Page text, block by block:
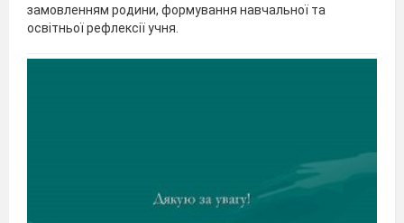
замовленням родини, формування навчальної та
освітньої рефлексії учня.